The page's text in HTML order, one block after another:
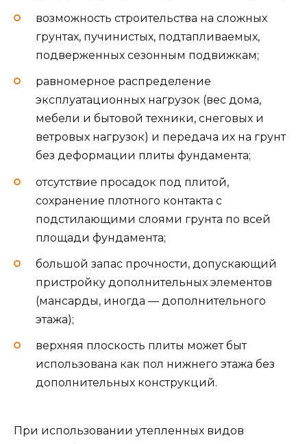
возможность строительства на сложных
грунтах, пучинистых, подтапливаемых,
подверженных сезонным подвижкам;
равномерное распределение
эксплуатационных нагрузок (вес дома,
мебели и бытовой техники, снеговых и
ветровых нагрузок) и передача их на грунт
без деформации плиты фундамента;
отсутствие просадок под плитой,
сохранение плотного контакта с
подстилающими слоями грунта по всей
площади фундамента;
большой запас прочности, допускающий
пристройку дополнительных элементов
(мансарды, иногда — дополнительного
этажа);
верхняя плоскость плиты может быт
использована как пол нижнего этажа без
дополнительных конструкций.
При использовании утепленных видов